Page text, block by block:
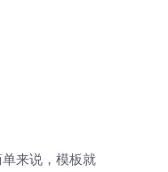
来说，模板就